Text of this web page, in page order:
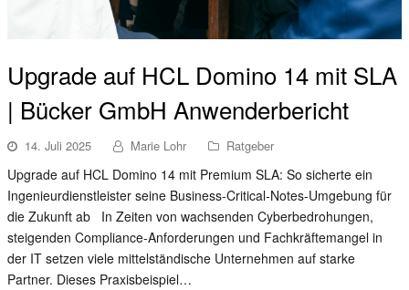
Upgrade auf HCL Domino 14 mit SLA
| Bücker GmbH Anwenderbericht
14. Juli 2025 Marie Lohr Ratgeber
Upgrade auf HCL Domino 14 mit Premium SLA: So sicherte ein
Ingenieurdienstleister seine Business-Critical-Notes-Umgebung für
die Zukunft ab In Zeiten von wachsenden Cyberbedrohungen,
steigenden Compliance-Anforderungen und Fachkräftemangel in
der IT setzen viele mittelständische Unternehmen auf starke
Partner. Dieses Praxisbeispiel…